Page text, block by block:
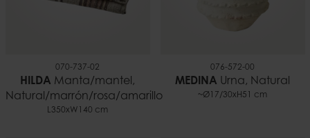
070-737-02
HILDA Manta/mantel,
Natural/marrón/rosa/amarillo
L350xW140 cm
076-572-00
MEDINA Urna, Natural
~Ø17/30xH51 cm